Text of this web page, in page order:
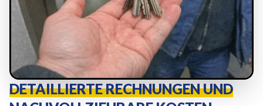
DETAILLIERTE RECHNUNGEN UND